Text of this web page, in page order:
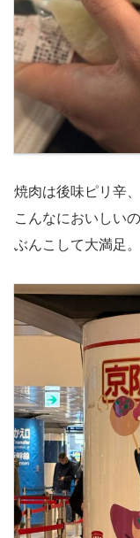
焼肉は後味ピリ辛
こんなにおいしい
ぶんこして大満足。